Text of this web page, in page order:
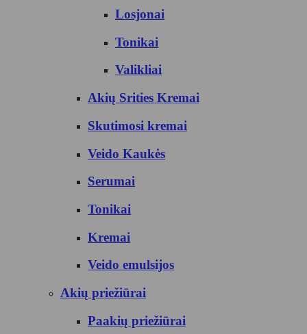
Losjonai
Tonikai
Valikliai
Akių Srities Kremai
Skutimosi kremai
Veido Kaukės
Serumai
Tonikai
Kremai
Veido emulsijos
Akių priežiūrai
Paakių priežiūrai